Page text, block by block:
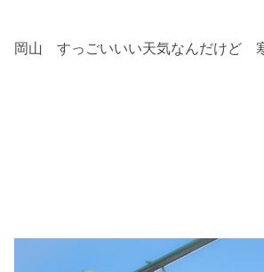
岡山 すっごいいい天気なんだけど